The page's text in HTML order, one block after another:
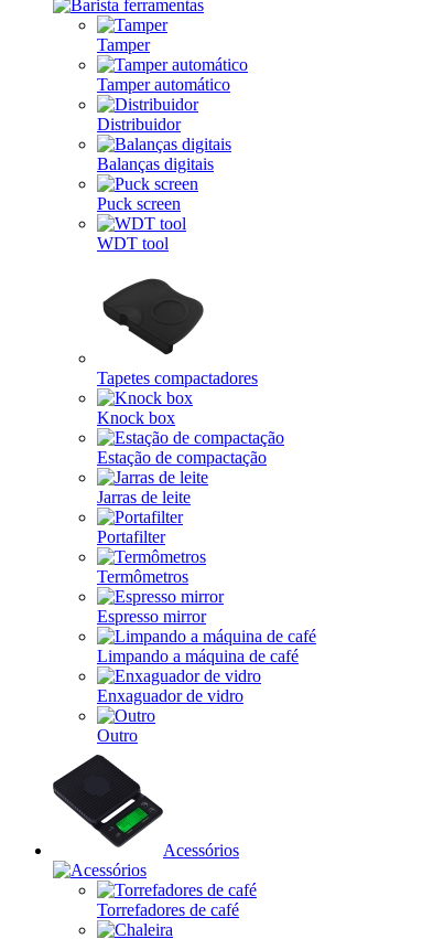
Tamper
Tamper automático
Distribuidor
Balanças digitais
Puck screen
WDT tool
Tapetes compactadores
Knock box
Estação de compactação
Jarras de leite
Portafilter
Termômetros
Espresso mirror
Limpando a máquina de café
Enxaguador de vidro
Outro
Acessórios
Torrefadores de café